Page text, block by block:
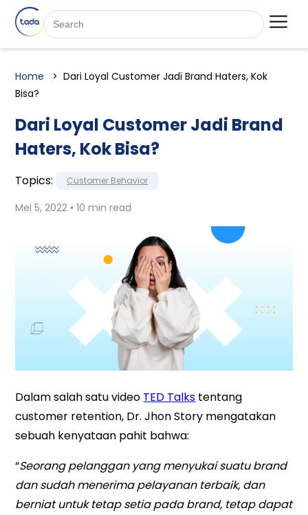
Home
Dari Loyal Customer Jadi Brand Haters, Kok
Bisa?
Dari Loyal Customer Jadi Brand
Haters, Kok Bisa?
Topics: Customer Behavior
Mei 5, 2022 • 10 min read
Dalam salah satu video TED Talks tentang
customer retention, Dr. Jhon Story mengatakan
sebuah kenyataan pahit bahwa:
“Seorang pelanggan yang menyukai suatu brand
dan sudah menerima pelayanan terbaik, dan
berniat untuk tetap setia pada brand, tetap dapat